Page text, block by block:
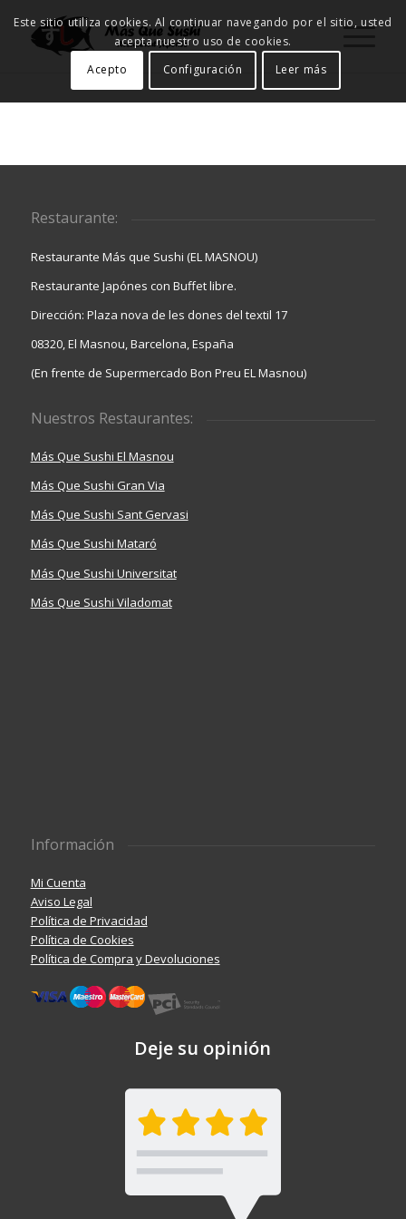
Restaurante:
Restaurante Más que Sushi (EL MASNOU)
Restaurante Japónes con Buffet libre.
Dirección: Plaza nova de les dones del textil 17
08320, El Masnou, Barcelona, España
(En frente de Supermercado Bon Preu EL Masnou)
Nuestros Restaurantes:
Más Que Sushi El Masnou
Más Que Sushi Gran Via
Más Que Sushi Sant Gervasi
Más Que Sushi Mataró
Más Que Sushi Universitat
Más Que Sushi Viladomat
Información
Mi Cuenta
Aviso Legal
Política de Privacidad
Política de Cookies
Política de Compra y Devoluciones
Deje su opinión
Este sitio utiliza cookies. Al continuar navegando por el sitio, usted
acepta nuestro uso de cookies.
Acepto
Configuración Leer más